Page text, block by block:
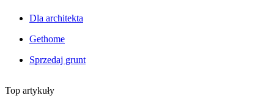
Dla architekta
Gethome
Sprzedaj grunt
Top artykuły